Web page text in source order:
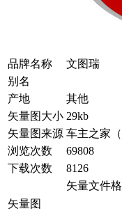
品牌名称
文图瑞
别名
产地
其他
矢量图大小 29kb
矢量图来源 车主之家（
浏览次数
69808
下载次数
8126
矢量图
矢量文件